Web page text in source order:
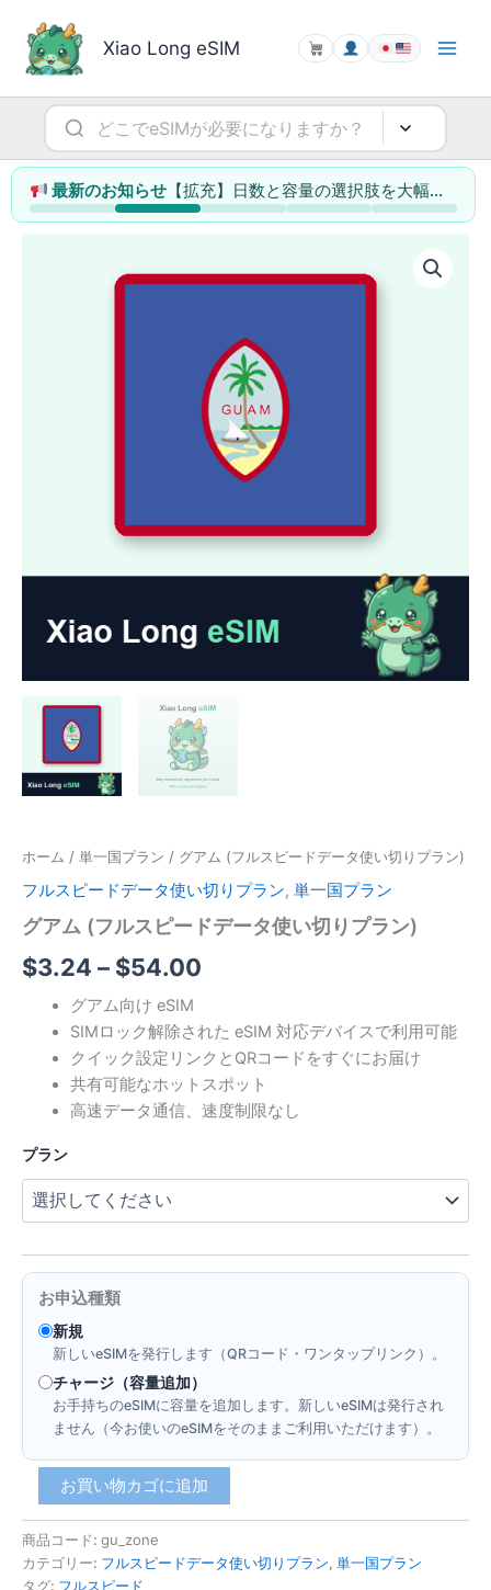
プ
Xiao Long eSIM
最新のお知らせ 【拡充】日数と容量の選択肢を大幅に増やしました（1日単位で選べる行き先も）
ホーム / 単一国プラン / グアム (フルスピードデータ使い切りプラン)
フルスピードデータ使い切りプラン, 単一国プラン
グアム (フルスピードデータ使い切りプラン)
$3.24 – $54.00
帯:
$3.24
–
グアム向け eSIM
SIMロック解除された eSIM 対応デバイスで利用可能
クイック設定リンクとQRコードをすぐにお届け
共有可能なホットスポット
高速データ通信、速度制限なし
プラン
お申込種類
新規
新しいeSIMを発行します（QRコード・ワンタップリンク）。
チャージ（容量追加）
お手持ちのeSIMに容量を追加します。新しいeSIMは発行され
ません（今お使いのeSIMをそのままご利用いただけます）。
ム
(フ
ル
ス
お買い物カゴに追加
商品コード: gu_zone
カテゴリー: フルスピードデータ使い切りプラン, 単一国プラン
タグ: フルスピード